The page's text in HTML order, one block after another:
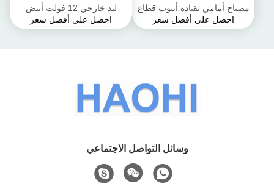
مصباح أمامي بقيادة أنبوب قطاع
قطعة خبز 12 فولت
احصل على أفضل سعر
ليد خارجي 12 فولت أبيض
مقاوم للماء 120 سم
احصل على أفضل سعر
وسائل التواصل الاجتماعي